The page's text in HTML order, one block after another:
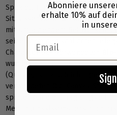
Speziell für dieseBio Canvas-
Sitzkissenvariante ein rundes,
mit umlaufendem
seine Form den schlichten,
Charakter der verwendeten
wunderschöne und
(Quaste) ist farblich im gleichen
verwendeten Bio-Canvas-Stoffe
spielerisch die Einzigartigkeit
Meditationskissens, das auch
Abonniere
erhalte 10% auf
in
Email